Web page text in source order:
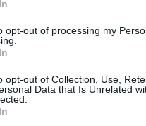
opt-out of processing my
opt-out of Collection, Use,
Data that Is Unrelated
nous, faites un don !
SOUTENIR